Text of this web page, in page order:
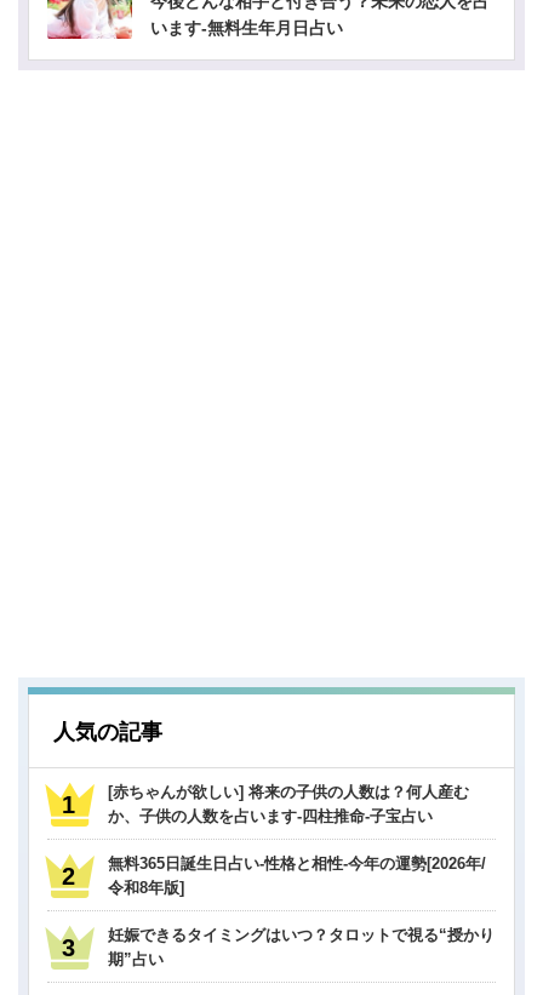
います-無料生年月日占い
人気の記事
[赤ちゃんが欲しい] 将来の子供の人数は？何人産む
か、子供の人数を占います-四柱推命-子宝占い
無料365日誕生日占い-性格と相性-今年の運勢[2026年/
令和8年版]
妊娠できるタイミングはいつ？タロットで視る“授かり
期”占い